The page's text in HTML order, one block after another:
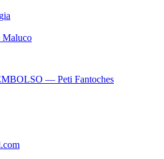
Maluco
— Peti Fantoches